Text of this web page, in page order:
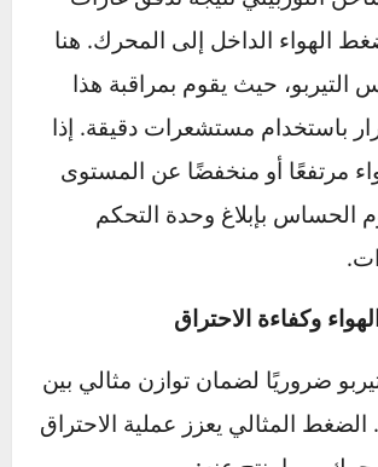
للاحتراق داخل المحرك.
التيربو
التوربيني نتيجة تدفق غازات
الهواء الداخل إلى المحرك. هنا
حيث يقوم بمراقبة هذا
مرتفعًا أو منخفضًا عن المستوى
الحساس بإبلاغ وحدة التحكم